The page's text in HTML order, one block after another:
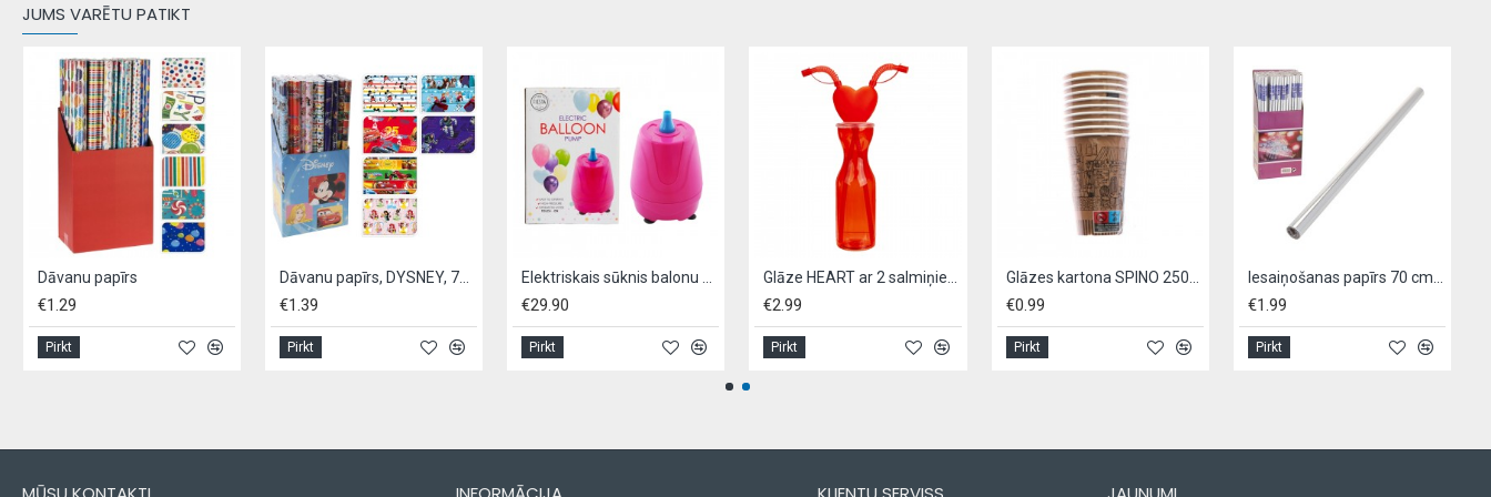
JUMS VARĒTU PATIKT
Dāvanu papīrs
€1.29
Pirkt
Dāvanu papīrs, DYSNEY, 70X200CM
€1.39
Pirkt
Elektriskais sūknis balonu uzpūšanai,300 W 1,6 PSI 400 L/min
€29.90
Pirkt
Glāze HEART ar 2 salmiņiem
€2.99
Pirkt
Glāzes kartona SPINO 250ml ar apdruku
€0.99
Pirkt
Iesaiņošanas papīrs 70 cmx5 M
€1.99
Pirkt